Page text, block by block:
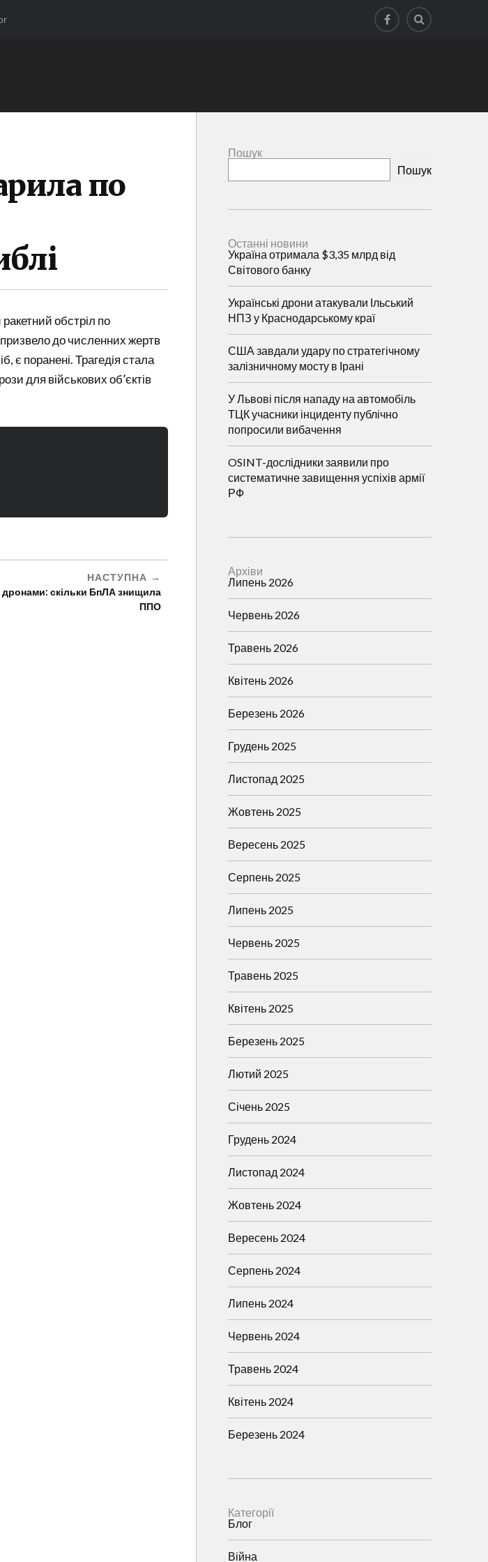
по
ракетний обстріл по
до численних жертв
є поранені. Трагедія стала
для військових об’єктів
НАСТУПНА
дронами: скільки БпЛА знищила
ППО
Пошук
Пошук
Останні новини
Україна отримала $3,35 млрд від
Світового банку
Українські дрони атакували Ільський
НПЗ у Краснодарському краї
США завдали удару по стратегічному
залізничному мосту в Ірані
У Львові після нападу на автомобіль
ТЦК учасники інциденту публічно
попросили вибачення
OSINT-дослідники заявили про
систематичне завищення успіхів армії
РФ
Архіви
Липень 2026
Червень 2026
Травень 2026
Квітень 2026
Березень 2026
Грудень 2025
Листопад 2025
Жовтень 2025
Вересень 2025
Серпень 2025
Липень 2025
Червень 2025
Травень 2025
Квітень 2025
Березень 2025
Лютий 2025
Січень 2025
Грудень 2024
Листопад 2024
Жовтень 2024
Вересень 2024
Серпень 2024
Липень 2024
Червень 2024
Травень 2024
Квітень 2024
Березень 2024
Категорії
Блог
Війна